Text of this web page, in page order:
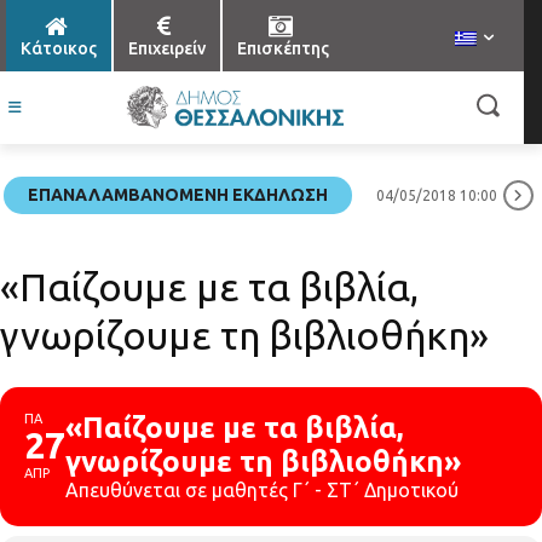
Κάτοικος Επιχειρείν Επισκέπτης
ΕΠΑΝΑΛΑΜΒΑΝΌΜΕΝΗ ΕΚΔΉΛΩΣΗ 04/05/2018 10:00
«Παίζουμε με τα βιβλία,
γνωρίζουμε τη βιβλιοθήκη»
ΠΑ
27
ΑΠΡ
«Παίζουμε με τα βιβλία,
γνωρίζουμε τη βιβλιοθήκη»
Απευθύνεται σε μαθητές Γ΄ - ΣΤ΄ Δημοτικού